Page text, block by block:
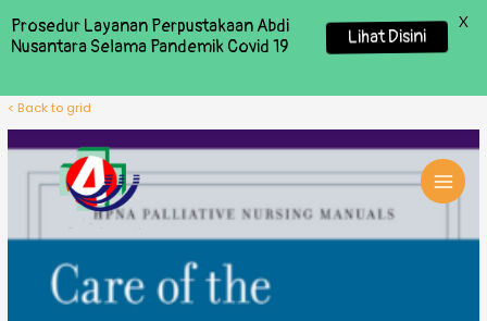
< Back to grid
Prosedur Layanan Perpustakaan Abdi
Nusantara Selama Pandemik Covid 19
Lihat Disini
X